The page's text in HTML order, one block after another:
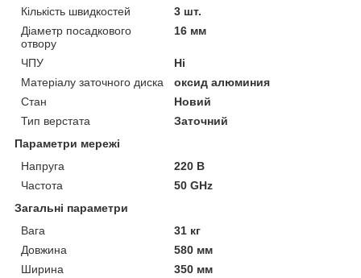
Кількість швидкостей
3 шт.
Діаметр посадкового
отвору
16 мм
ЧПУ
Ні
Матеріалу заточного диска
оксид алюминия
Стан
Новий
Тип верстата
Заточний
Параметри мережі
Напруга
220 В
Частота
50 GHz
Загальні параметри
Вага
31 кг
Довжина
580 мм
Ширина
350 мм